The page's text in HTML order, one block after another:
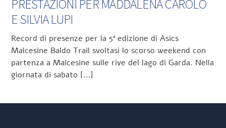
PRESTAZIONI PER MADDALENA CAROLO
E SILVIA LUPI
Record di presenze per la 5ª edizione di Asics
Malcesine Baldo Trail svoltasi lo scorso weekend con
partenza a Malcesine sulle rive del lago di Garda. Nella
giornata di sabato […]